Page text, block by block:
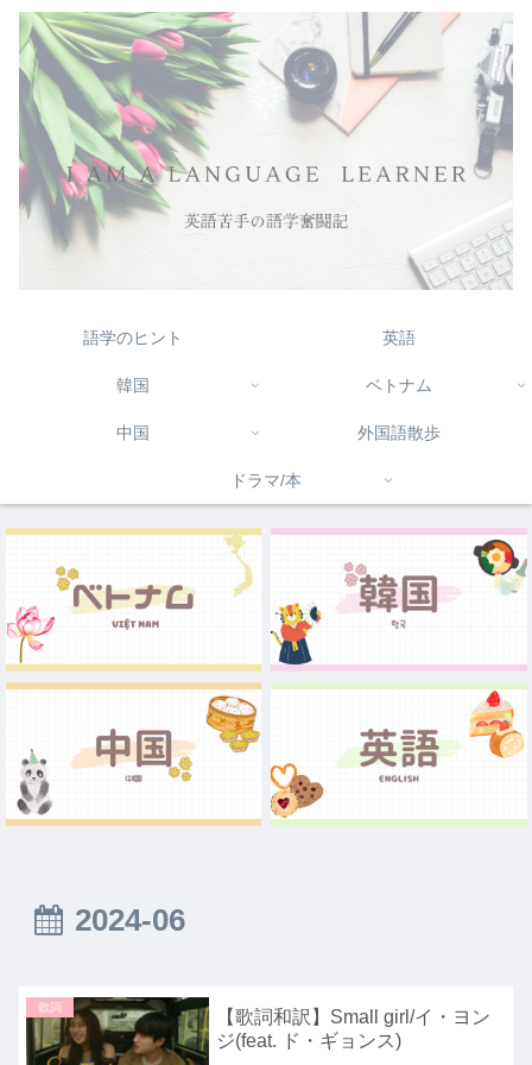
語学のヒント 英語
韓国 ベトナム
中国 外国語散歩
ドラマ/本
2024-06
歌詞
【歌詞和訳】Small girl/イ・ヨン
ジ(feat. ド・ギョンス)